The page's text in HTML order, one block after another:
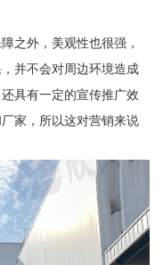
之外，美观性也很强，
并不会对周边环境造成
具有一定的宣传推广效
家，所以这对营销来说